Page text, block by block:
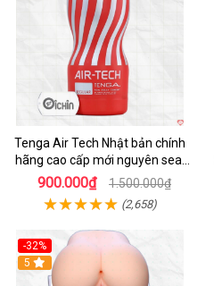
Tenga Air Tech Nhật bản chính
hãng cao cấp mới nguyên seal
giá tốt
900.000₫ 1.500.000₫
(2,658)
-32%
Hot
5